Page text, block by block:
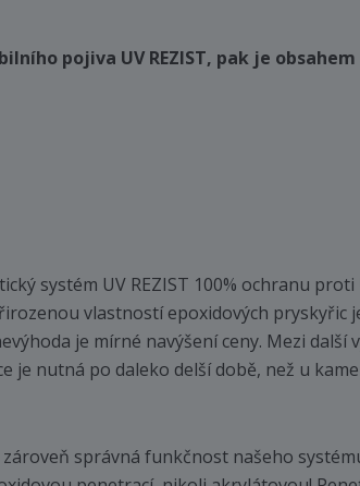
pojiva UV REZIST, pak je
systém UV REZIST 100% ochranu
vlastností epoxidových pryskyřic
je mírné navýšení ceny. Mezi další
je nutná po daleko delší době, než u
správná funkčnost našeho